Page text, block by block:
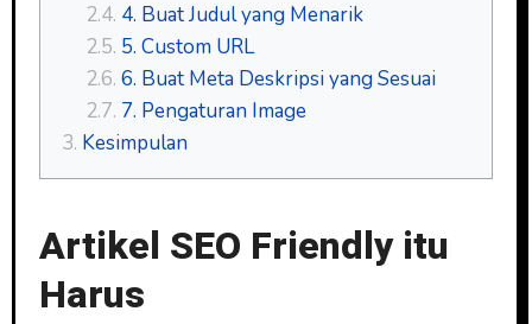
4. Buat Judul yang Menarik
5. Custom URL
6. Buat Meta Deskripsi yang Sesuai
7. Pengaturan Image
Kesimpulan
Artikel SEO Friendly itu
Harus